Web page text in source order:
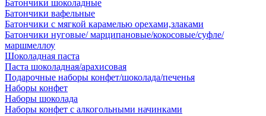
Батончики шоколадные
Батончики вафельные
Батончики с мягкой карамелью орехами,злаками
Батончики нуговые/ марципановые/кокосовые/суфле/
маршмеллоу
Шоколадная паста
Паста шоколадная/арахисовая
Подарочные наборы конфет/шоколада/печенья
Наборы конфет
Наборы шоколада
Наборы конфет с алкогольными начинками